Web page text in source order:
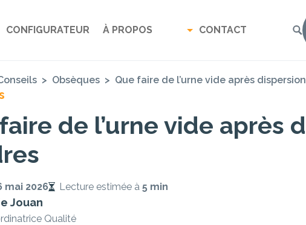
CONFIGURATEUR À PROPOS CONTACT
> Obsèques > Que faire de l’urne vide après
de l’urne vide après
mai 2026 Lecture estimée à5 min
Jouan
Qualité